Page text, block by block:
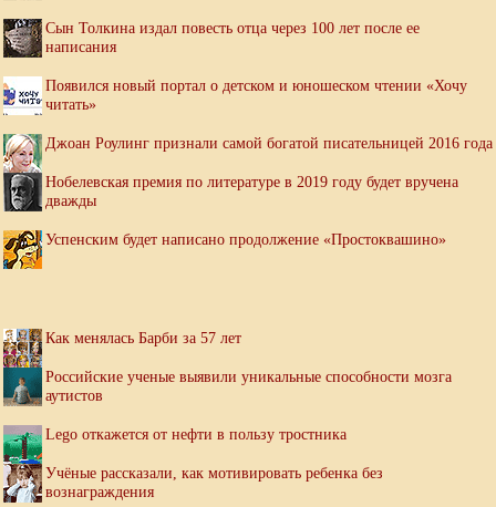
Сын Толкина издал повесть отца через 100 лет после ее
написания
Появился новый портал о детском и юношеском чтении «Хочу
читать»
Джоан Роулинг признали самой богатой писательницей 2016 года
Нобелевская премия по литературе в 2019 году будет вручена
дважды
Успенским будет написано продолжение «Простоквашино»
Как менялась Барби за 57 лет
Российские ученые выявили уникальные способности мозга
аутистов
Lego откажется от нефти в пользу тростника
Учёные рассказали, как мотивировать ребенка без
вознаграждения